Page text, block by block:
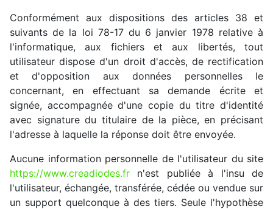
Conformément aux dispositions des articles 38 et
suivants de la loi 78-17 du 6 janvier 1978 relative à
l'informatique, aux fichiers et aux libertés, tout
utilisateur dispose d'un droit d'accès, de rectification
et d'opposition aux données personnelles le
concernant, en effectuant sa demande écrite et
signée, accompagnée d'une copie du titre d'identité
avec signature du titulaire de la pièce, en précisant
l'adresse à laquelle la réponse doit être envoyée.
Aucune information personnelle de l'utilisateur du site
https://www.creadiodes.fr n'est publiée à l'insu de
l'utilisateur, échangée, transférée, cédée ou vendue sur
un support quelconque à des tiers. Seule l'hypothèse